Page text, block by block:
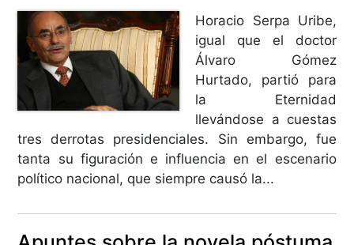
Horacio Serpa Uribe,
igual que el doctor
Álvaro Gómez
Hurtado, partió para
la Eternidad
llevándose a cuestas
tres derrotas presidenciales. Sin embargo, fue
tanta su figuración e influencia en el escenario
político nacional, que siempre causó la...